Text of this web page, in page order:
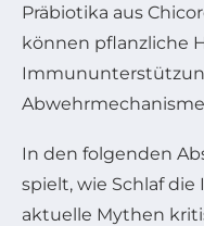
Präbiotika aus
können pflanzliche
In den folgenden
spielt, wie Schlaf
aktuelle Mythen